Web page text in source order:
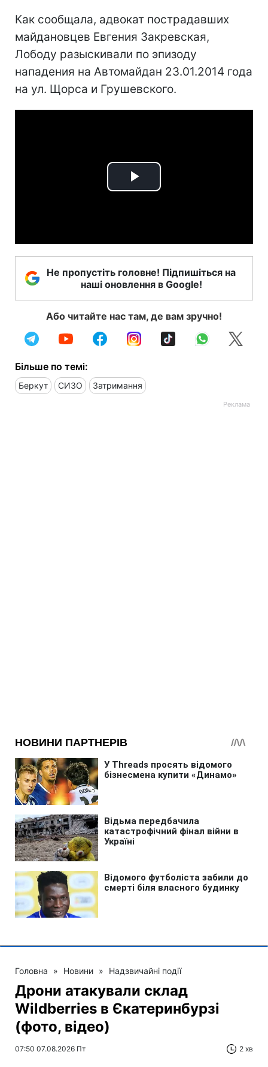
Как сообщала, адвокат пострадавших
майдановцев Евгения Закревская,
Лободу разыскивали по эпизоду
нападения на Автомайдан 23.01.2014 года
на ул. Щорса и Грушевского.
Play
Не пропустіть головне! Підпишіться на
наші оновлення в Google!
Або читайте нас там, де вам зручно!
Більше по темі:
Беркут СИЗО Затримання
Головна » Новини » Надзвичайні події
Дрони атакували склад
Wildberries в Єкатеринбурзі
(фото, відео)
07:50 07.08.2026 Пт 2 хв